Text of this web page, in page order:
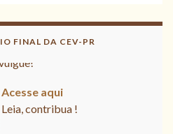
FINAL DA CEV-PR
aqui o Relatório Final da
Acesse aqui
Leia, contribua !